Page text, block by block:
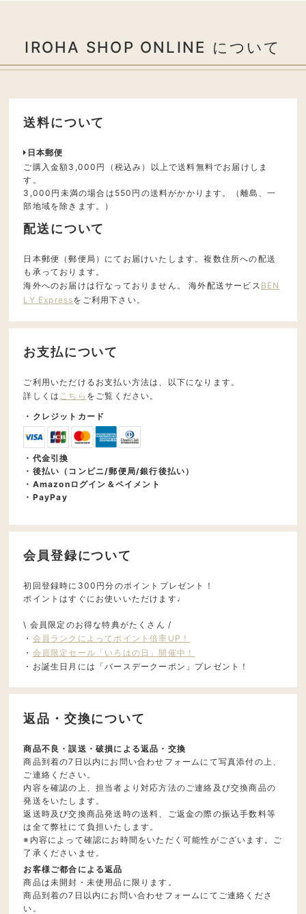
IROHA SHOP ONLINE について
送料について
日本郵便
ご購入金額3,000円（税込み）以上で送料無料でお届けしま
す。
3,000円未満の場合は550円の送料がかかります。（離島、一
部地域を除きます。）
配送について
日本郵便（郵便局）にてお届けいたします。複数住所への配送
も承っております。
海外へのお届けは行なっておりません。 海外配送サービス BEN
LY Expressをご利用下さい。
お支払について
ご利用いただけるお支払い方法は、以下になります。
詳しくは こちら をご覧ください。
・クレジットカード
・代金引換
・後払い（コンビニ/郵便局/銀行後払い）
・Amazonログイン＆ペイメント
・PayPay
会員登録について
初回登録時に300円分のポイントプレゼント！
ポイントはすぐにお使いいただけます♩
\ 会員限定のお得な特典がたくさん /
・ 会員ランクによってポイント倍率UP！
・ 会員限定セール「いろはの日」開催中！
・お誕生日月には「バースデークーポン」プレゼント！
返品・交換について
商品不良・誤送・破損による返品・交換
商品到着の7日以内にお問い合わせフォームにて写真添付の上、
ご連絡ください。
内容を確認の上、担当者より対応方法のご連絡及び交換商品の
発送をいたします。
返送時及び交換商品発送時の送料、ご返金の際の振込手数料等
は全て弊社にて負担いたします。
※内容によって確認にお時間をいただく可能性がございます。ご
了承くださいませ。
お客様ご都合による返品
商品は未開封・未使用品に限ります。
商品到着の7日以内にお問い合わせフォームにてご連絡くださ
い。